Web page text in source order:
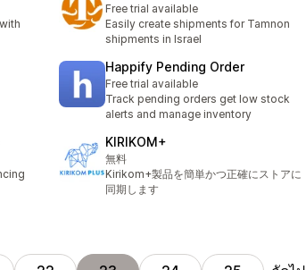
Free trial available
Easily create shipments for Tamnon
shipments in Israel
Happify Pending Order
Free trial available
Track pending orders get low stock
alerts and manage inventory
KIRIKOM+
無料
Kirikom+製品を簡単かつ正確にストアに
同期します